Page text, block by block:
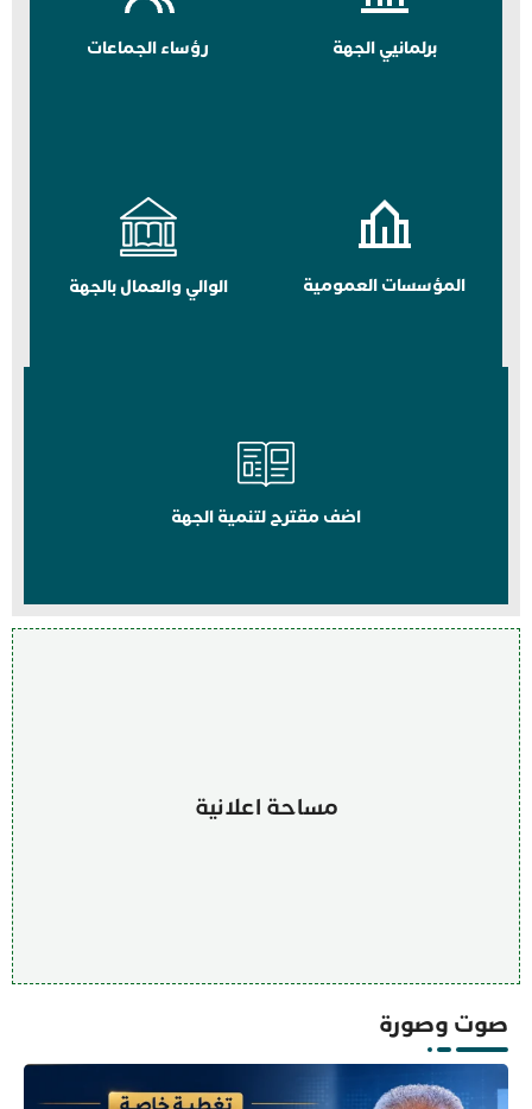
برلمانيي الجهة رؤساء الجماعات
المؤسسات العمومية الوالي والعمال بالجهة
اضف مقترح لتنمية الجهة
مساحة اعلانية
صوت وصورة